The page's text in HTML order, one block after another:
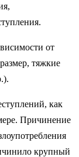
от
тяжкие
как
Причинение
крупный